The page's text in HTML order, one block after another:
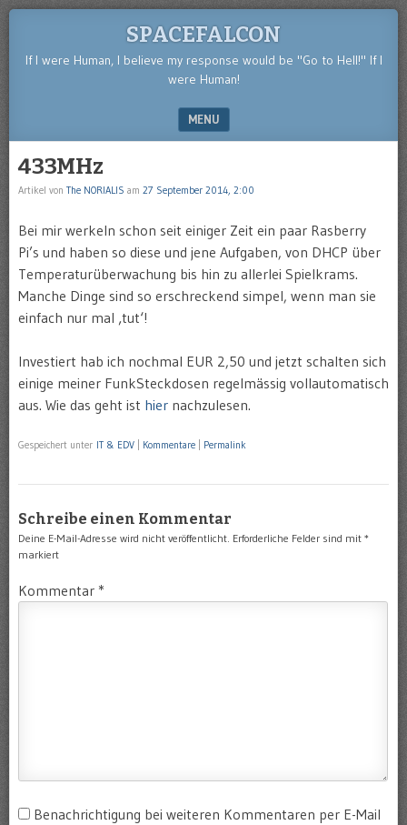
SPACEFALCON
If I were Human, I believe my response would be "Go to Hell!" If I
were Human!
MENU
433MHz
Artikel von The NORIALIS am 27 September 2014, 2:00
Bei mir werkeln schon seit einiger Zeit ein paar Rasberry
Pi’s und haben so diese und jene Aufgaben, von DHCP über
Temperaturüberwachung bis hin zu allerlei Spielkrams.
Manche Dinge sind so erschreckend simpel, wenn man sie
einfach nur mal ‚tut‘!
Investiert hab ich nochmal EUR 2,50 und jetzt schalten sich
einige meiner FunkSteckdosen regelmässig vollautomatisch
aus. Wie das geht ist hier nachzulesen.
Gespeichert unter IT & EDV Kommentare Permalink
Schreibe einen Kommentar
Deine E-Mail-Adresse wird nicht veröffentlicht. Erforderliche Felder sind mit *
markiert
Kommentar *
Benachrichtigung bei weiteren Kommentaren per E-Mail